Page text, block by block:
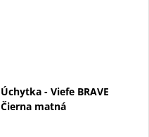
Úchytka - Viefe BRAVE
Čierna matná